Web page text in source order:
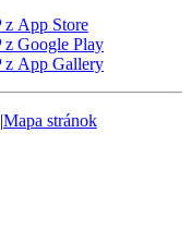
z App Store
z Google Play
z App Gallery
|Mapa stránok